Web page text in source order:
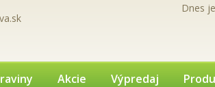
Dnes
Akcie Výpredaj